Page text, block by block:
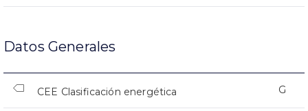
Datos Generales
CEE Clasificación energética G